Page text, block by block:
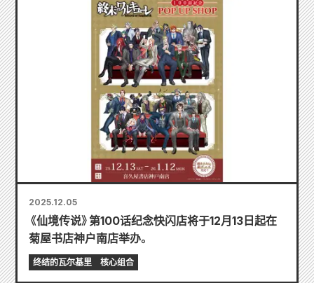
2025.12.05
《仙境传说》第100话纪念快闪店将于12月13日起在
菊屋书店神户南店举办。
终结的瓦尔基里 核心组合